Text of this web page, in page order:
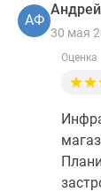
АФ
30 мая
Оценка